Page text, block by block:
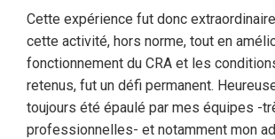
Cette expérience fut donc
cette activité, hors norme, tout en
fonctionnement du CRA et les
retenus, fut un défi permanent.
toujours été épaulé par mes équipes -
professionnelles- et notamment mon